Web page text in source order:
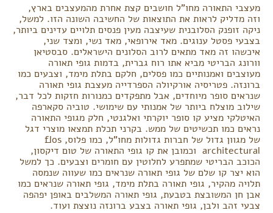
מעצבי התאורה מחו"ל חושבים קצת אחרת מהמעצבים בארץ,
וזה מדליק לראות את התוצאות של החשיבה השונה הזו. למשל,
ניקה זופנק הסלובנית שעיצבה מעין פנסים תלויים עדינים ביותר,
בצבעי פסטל ענוגים. מאד אירופאי, מאד נשי, ומצד שני,
איכשהו זה מאד מתאים לרוב הסלונים הישראלים. סבסטיאן
וורונג הבריטי מביא אתו רוח גברית, בדמות גופי תאורה
מעוצבים ואמנותיים כמו פסלים, חלקם בתלת מימד, וצבעים כמו
ברונזה. פטריסיה אורקיולה הספרדייה מעצבת גופי תאורה
שנראים סופר מיוחדים, אבל מתפקדים כמנורות חזקות לכל דבר,
שילוב מוצלח ביותר של אמנותי עם שימושי. טוביה סקארפה
האיטלקי מציע קו סופר יוקרתי ואלגנטי, חלק מגופי התאורה
נראים כמו תכשיטים של ממש. בקרני תכלת תמצאו מוצרי דגל
של מגוון גדול של חברות גדולות מחו"ל, כמו פלוס, flos
architectural וכמובן את קו גופי התאורה של טום דיקסון,
הכוכב הבריטי שמתפרע לחלוטין עם חומרים וצבעים. כך למשל
הוא יצר קו שלם של גופי תאורה שנראים כמו שעווה שנמסה
תלויה מהקיר, גופי תאורה בתלת מימד, גופי תאורה שנראים כמו
אבן חן המשובצת בטבעת, גופי תאורה המשלבים באופן יפהפה
צבעי זהב ולבן, גופי תאורה בצבע ברונזה נוצצת ועוד.